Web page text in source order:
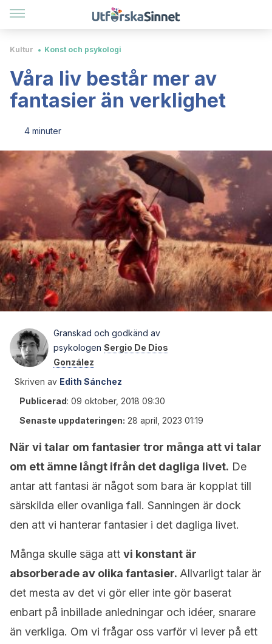
Kultur Konst och psykologi
Våra liv består mer av
fantasier än verklighet
4 minuter
Granskad och godkänd av
psykologen Sergio De Dios
González
Skriven av Edith Sánchez
Publicerad: 09 oktober, 2018 09:30
Senaste uppdateringen: 28 april, 2023 01:19
När vi talar om fantasier tror många att vi talar
om ett ämne långt ifrån det dagliga livet. De
antar att fantasi är något som bara är kopplat till
särskilda eller ovanliga fall. Sanningen är dock
den att vi hanterar fantasier i det dagliga livet.
Många skulle säga att vi konstant är
absorberade av olika fantasier. Allvarligt talar är
det mesta av det vi gör eller inte gör baserat
enbart på inbillade anledningar och idéer, snarare
än verkliga. Om vi frågar oss varför vi lever på ett